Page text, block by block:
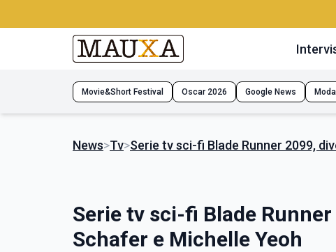
Movie&Short Festival Oscar 2026 Google News Moda
News>Tv>Serie tv sci-fi Blade Runner 2099,
Serie tv sci-fi Blade
Schafer e Michelle Yeoh